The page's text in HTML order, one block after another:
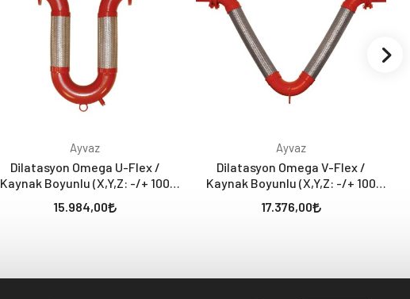
Ayvaz
Dilatasyon Omega U-Flex /
Kaynak Boyunlu (X,Y,Z: -/+ 100
15.984,00
Ayvaz
Dilatasyon Omega V-Flex /
Kaynak Boyunlu (X,Y,Z: -/+ 100
17.376,00